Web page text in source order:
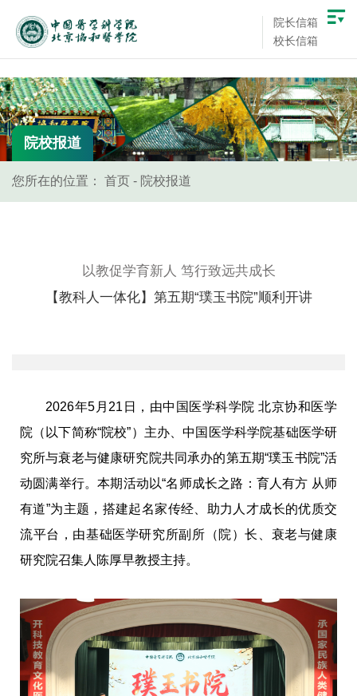
院长信箱
校长信箱
院校报道
您所在的位置： 首页 - 院校报道
以教促学育新人 笃行致远共成长
【教科人一体化】第五期“璞玉书院”顺利开讲
2026年5月21日，由中国医学科学院 北京协和医学
院（以下简称“院校”）主办、中国医学科学院基础医学研
究所与衰老与健康研究院共同承办的第五期“璞玉书院”活
动圆满举行。本期活动以“名师成长之路：育人有方 从师
有道”为主题，搭建起名家传经、助力人才成长的优质交
流平台，由基础医学研究所副所（院）长、衰老与健康
研究院召集人陈厚早教授主持。